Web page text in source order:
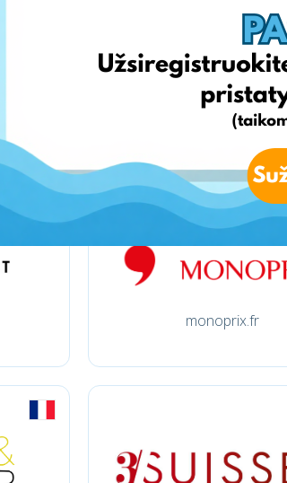
Uniqlo.com
monoprix.fr